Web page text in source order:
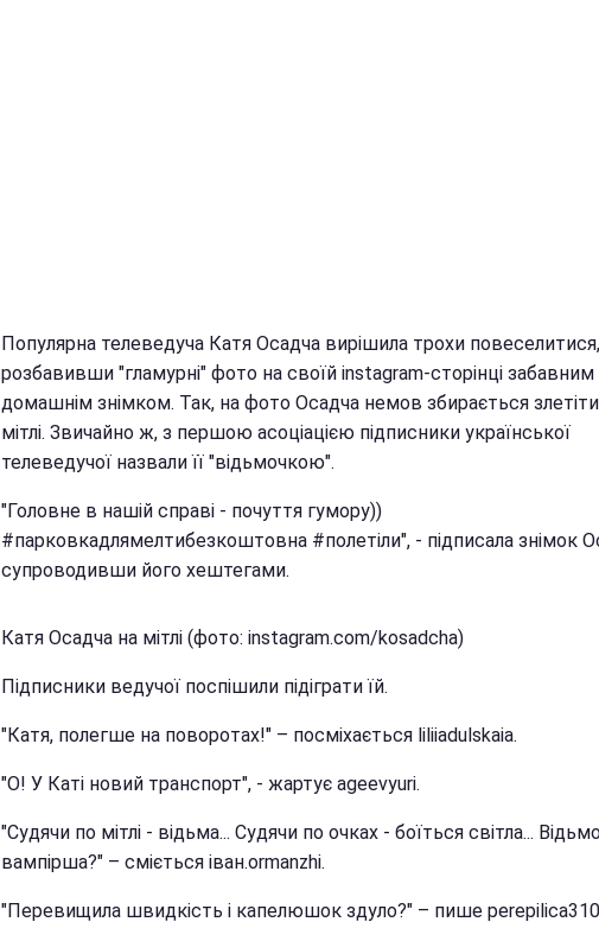
Популярна телеведуча Катя Осадча вирішила трохи повеселитися,
розбавивши "гламурні" фото на своїй instagram-сторінці забавним
домашнім знімком. Так, на фото Осадча немов збирається
мітлі. Звичайно ж, з першою асоціацією підписники української
телеведучої назвали її "відьмочкою".
"Головне в нашій справі - почуття гумору))
#парковкадлямелтибезкоштовна #полетіли", - підписала знімок
супроводивши його хештегами.
Катя Осадча на мітлі (фото: instagram.com/kosadcha)
Підписники ведучої поспішили підіграти їй.
"Катя, полегше на поворотах!" – посміхається liliiadulskaia.
"О! У Каті новий транспорт", - жартує ageevyuri.
"Судячи по мітлі - відьма... Судячи по очках - боїться світла...
вампірша?" – сміється іван.ormanzhi.
"Перевищила швидкість і капелюшок здуло?" – пише